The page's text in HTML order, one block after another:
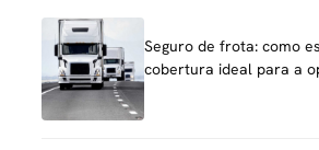
Seguro de frota: como
cobertura ideal para a